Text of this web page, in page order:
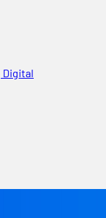
Digital